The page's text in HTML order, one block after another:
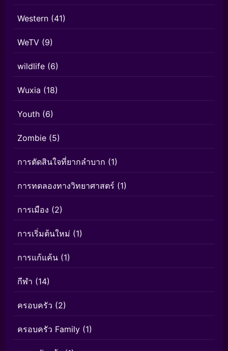
Western (41)
WeTV (9)
wildlife (6)
Wuxia (18)
Youth (6)
Zombie (5)
การตัดสินใจที่ยากลำบาก (1)
การทดลองทางวิทยาศาสตร์ (1)
การเมือง (2)
การเริ่มต้นใหม่ (1)
การแก้แค้น (1)
กีฬา (14)
ครอบครัว (2)
ครอบครัว Family (1)